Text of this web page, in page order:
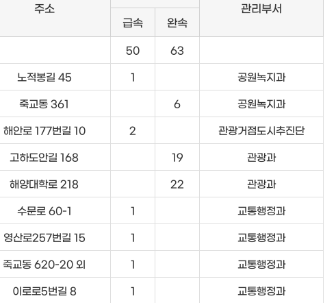
주소
관리부서
급속
완속
50 63
노적봉길 45 1 공원녹지과
죽교동 361 6 공원녹지과
해안로 177번길 10 2 관광거점도시추진단
고하도안길 168 19 관광과
해양대학로 218 22 관광과
수문로 60-1 1 교통행정과
영산로257번길 15 1 교통행정과
죽교동 620-20 외 1 교통행정과
이로로5번길 8 1 교통행정과